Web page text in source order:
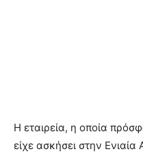
Η εταιρεία, η οποία
είχε ασκήσει στην